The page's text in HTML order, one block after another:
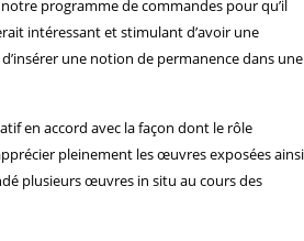
programme de commandes pour qu’il
intéressant et stimulant d’avoir une
une notion de permanence dans une
en accord avec la façon dont le rôle
pleinement les œuvres exposées ainsi
plusieurs œuvres in situ au cours des